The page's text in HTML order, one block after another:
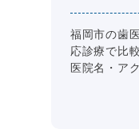
福岡市の歯
応診療で比
医院名・ア